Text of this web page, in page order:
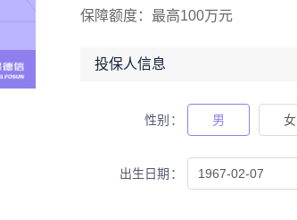
保障额度： 最高100万元
投保人信息
性别 男 女
出生日期